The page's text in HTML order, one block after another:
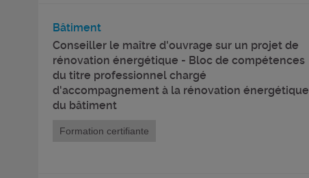
Bâtiment
Conseiller le maître d'ouvrage sur un projet de
rénovation énergétique - Bloc de compétences
du titre professionnel chargé
d'accompagnement à la rénovation énergétique
du bâtiment
Formation certifiante